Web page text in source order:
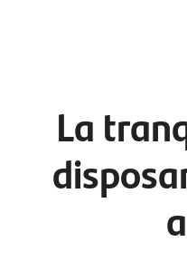
La